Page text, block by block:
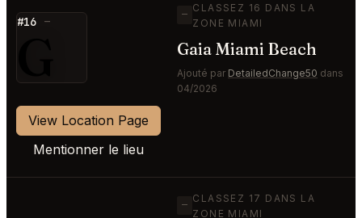
#16 —
—
CLASSEZ 16 DANS LA
ZONE MIAMI
Gaia Miami Beach
Ajouté par DetailedChange50 dans
04/2026
View Location Page
Mentionner le lieu
—
CLASSEZ 17 DANS LA
ZONE MIAMI